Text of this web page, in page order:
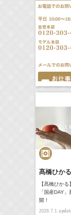
髙橋ひかる
【髙橋ひか
「国産DAY
開！
2026.7.1